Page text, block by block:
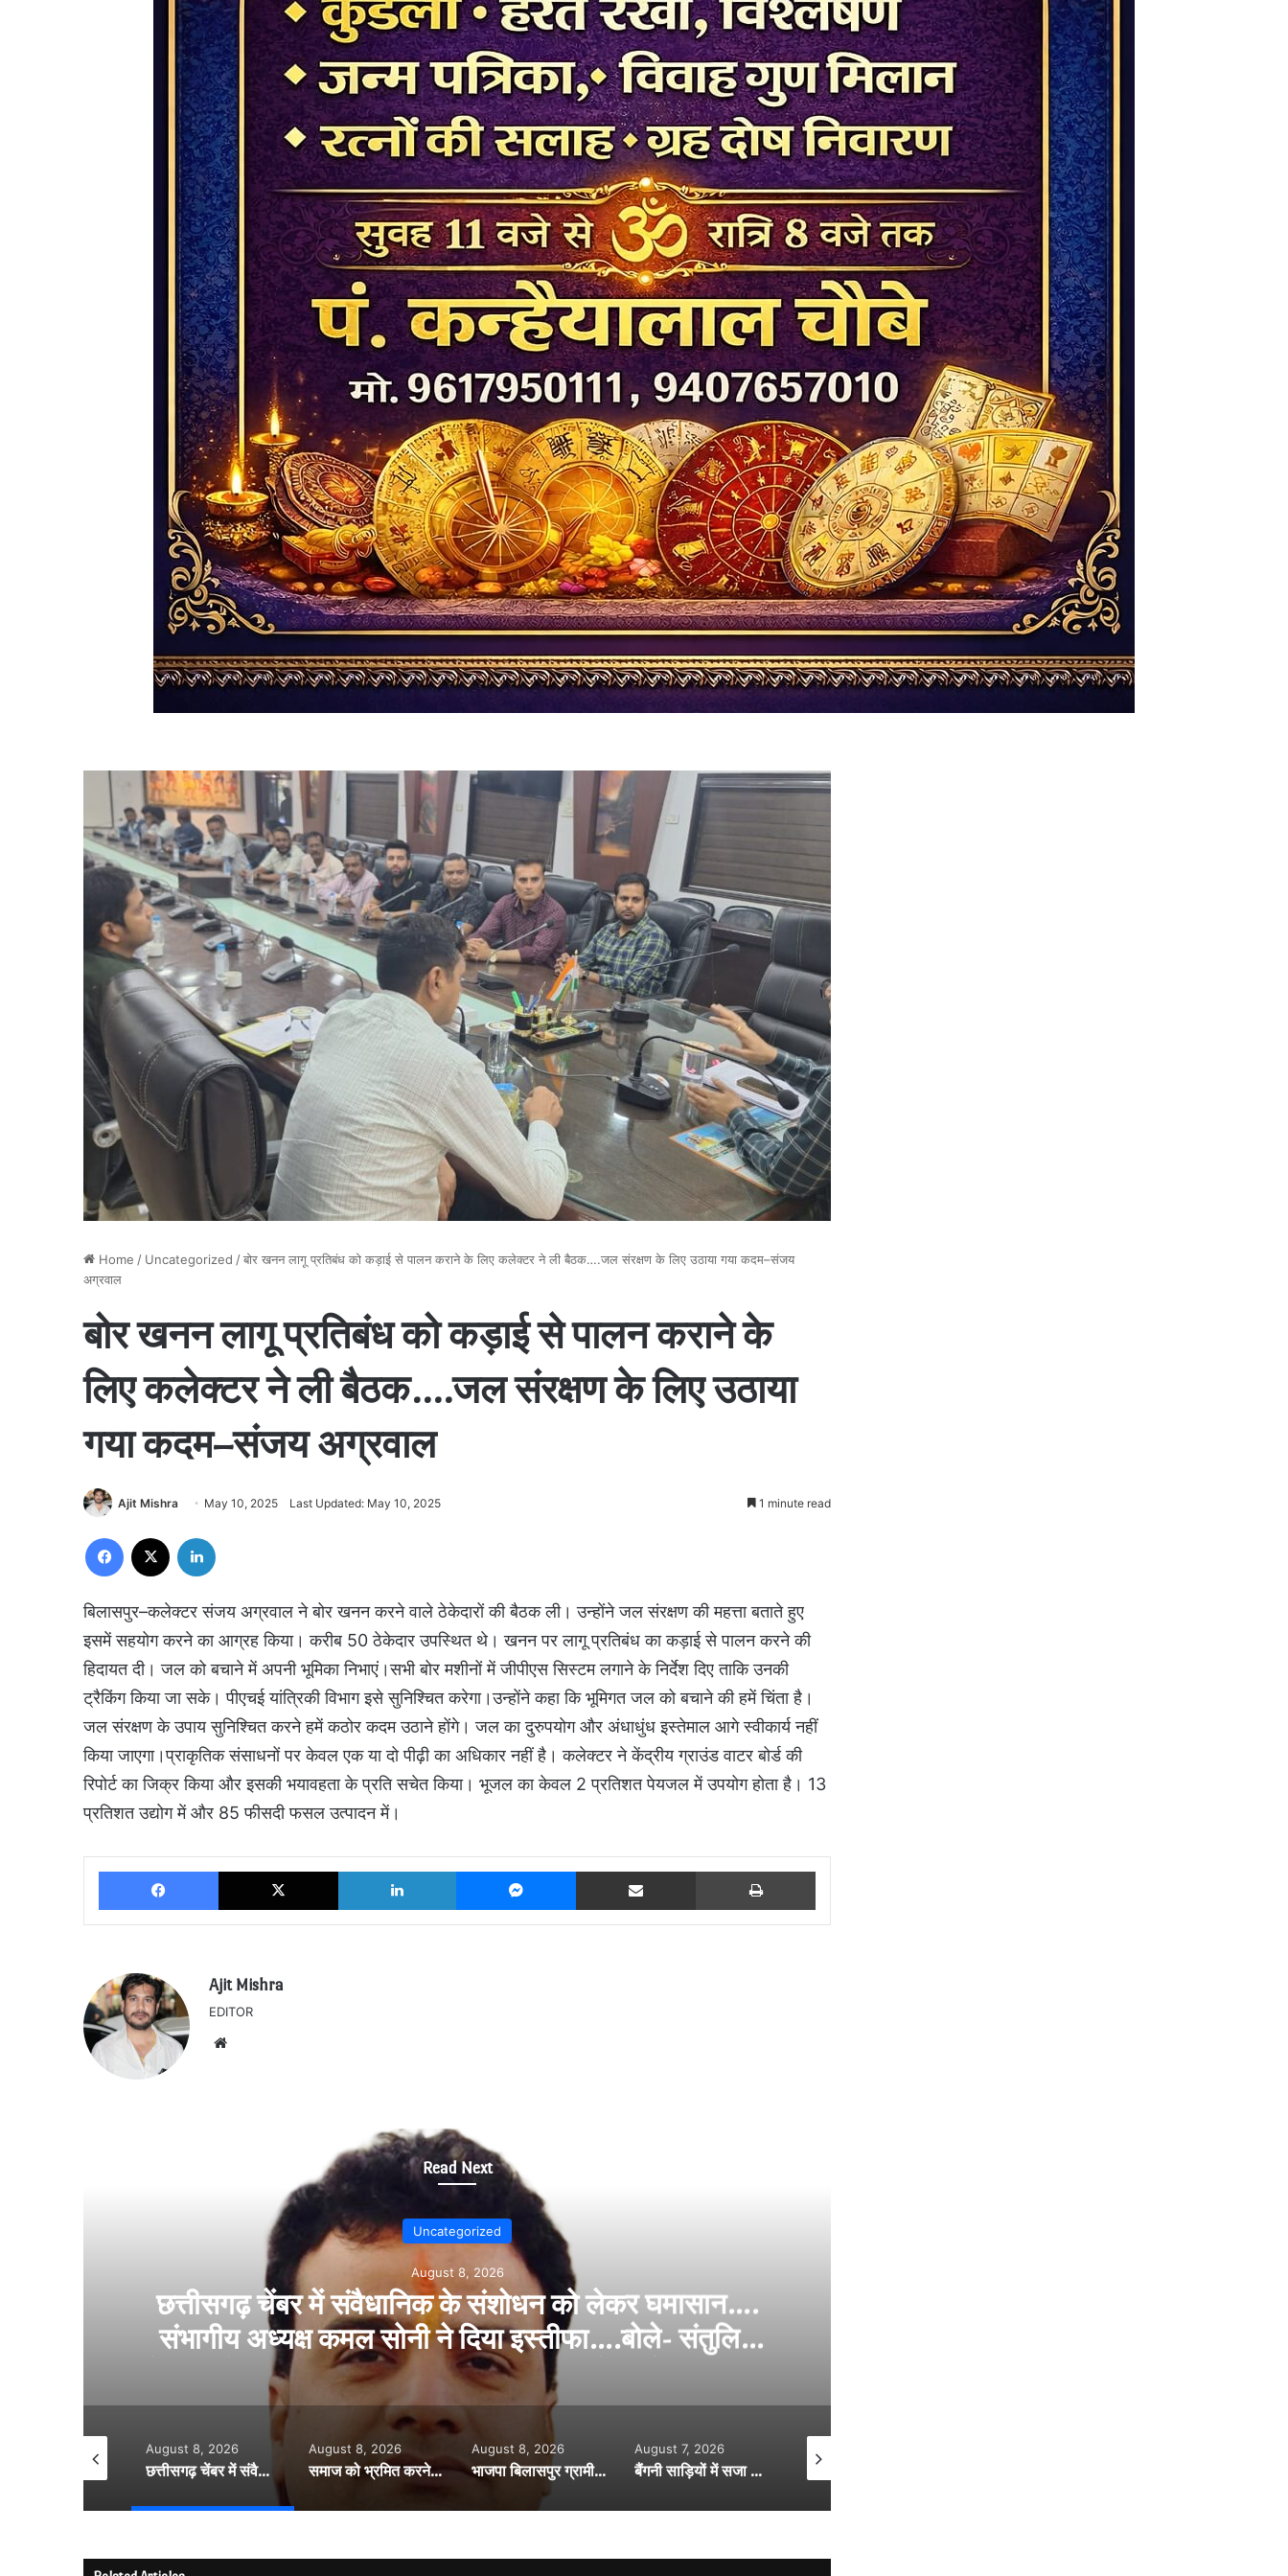
Home / Uncategorized /बोर खनन लागू प्रतिबंध को कड़ाई से पालन कराने के लिए कलेक्टर ने ली बैठक….जल संरक्षण के लिए उठाया गया कदम–संजय
अग्रवाल
बोर खनन लागू प्रतिबंध को कड़ाई से पालन कराने के
लिए कलेक्टर ने ली बैठक….जल संरक्षण के लिए उठाया
गया कदम–संजय अग्रवाल
Ajit Mishra May 10, 2025 Last Updated: May 10, 2025 1 minute read
Facebook
बिलासपुर–कलेक्टर संजय अग्रवाल ने बोर खनन करने वाले ठेकेदारों की बैठक ली। उन्होंने जल संरक्षण की महत्ता बताते हुए
इसमें सहयोग करने का आग्रह किया। करीब 50 ठेकेदार उपस्थित थे। खनन पर लागू प्रतिबंध का कड़ाई से पालन करने की
हिदायत दी। जल को बचाने में अपनी भूमिका निभाएं।सभी बोर मशीनों में जीपीएस सिस्टम लगाने के निर्देश दिए ताकि उनकी
ट्रैकिंग किया जा सके। पीएचई यांत्रिकी विभाग इसे सुनिश्चित करेगा।उन्होंने कहा कि भूमिगत जल को बचाने की हमें चिंता है।
जल संरक्षण के उपाय सुनिश्चित करने हमें कठोर कदम उठाने होंगे। जल का दुरुपयोग और अंधाधुंध इस्तेमाल आगे स्वीकार्य नहीं
किया जाएगा।प्राकृतिक संसाधनों पर केवल एक या दो पीढ़ी का अधिकार नहीं है। कलेक्टर ने केंद्रीय ग्राउंड वाटर बोर्ड की
रिपोर्ट का जिक्र किया और इसकी भयावहता के प्रति सचेत किया। भूजल का केवल 2 प्रतिशत पेयजल में उपयोग होता है। 13
प्रतिशत उद्योग में और 85 फीसदी फसल उत्पादन में।
Facebook X LinkedIn Messenger Share via Email Print
Ajit Mishra
EDITOR
Read Next
लेकर घमासान….
संतुलित
समाज को भ्रमित करने वाले नैरेटिव से रहें सचेत…..कल्चरल
मार्क्सवाद पर बिलासपुर में ब्रेनस्टॉर्मिंग सत्र…..
August 8, 2026
समाज को भ्रमित करने वाले नैरेटिव से रहें सचेत…..कल्चरल मार्क्सवाद पर बिलासपुर में ब्रेनस्टॉर्मिंग सत्र…..
August 8, 2026
भाजपा बिलासपुर ग्रामीण की कोर ग्रुप बैठक में संगठनात्मक कार्यों की समीक्षा समरसता संकल्प अभियान…..हर घर तिरंगा यात्रा एवं आगामी कार्यक्रमों की तैयारियों पर हुई विस्तृत चर्चा……
August 7, 2026
बैंगनी साड़ियों में सजा सावन उत्सव….. भारतीय नगर की सखियों ने मनाया सावन महोत्सव…..
August 8, 2026